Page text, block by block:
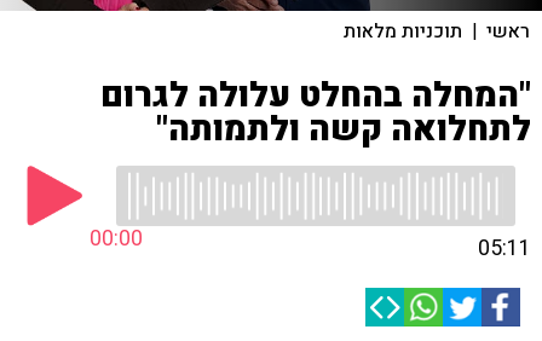
ראשי | תוכניות מלאות
"המחלה בהחלט עלולה לגרום
לתחלואה קשה ולתמותה"
00:00 05:11